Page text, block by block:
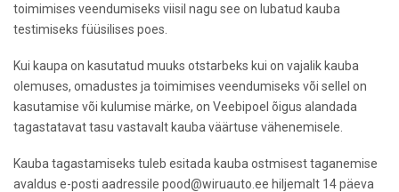
toimimises veendumiseks viisil nagu see on lubatud kauba
testimiseks füüsilises poes.
Kui kaupa on kasutatud muuks otstarbeks kui on vajalik kauba
olemuses, omadustes ja toimimises veendumiseks või sellel on
kasutamise või kulumise märke, on Veebipoel õigus alandada
tagastatavat tasu vastavalt kauba väärtuse vähenemisele.
Kauba tagastamiseks tuleb esitada kauba ostmisest taganemise
avaldus e-posti aadressile pood@wiruauto.ee hiljemalt 14 päeva